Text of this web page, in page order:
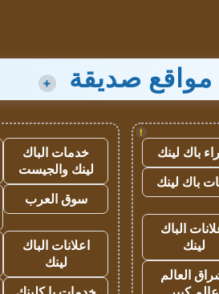
مواقع صديقة +
!
باك لينك
باك لينك
الباك
لينك
العالم
خدمات الباك
لينك والجيست
سوق العرب
اعلانات الباك
لينك